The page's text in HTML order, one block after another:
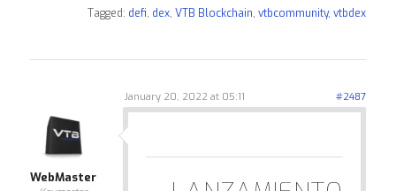
Tagged: defi, dex,VTB Blockchain,vtbcommunity,vtbdex
January 20, 2022 at 05:11 #2487
WebMaster